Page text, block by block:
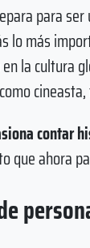
para ser
lo más
la cultura
contar
que ahora